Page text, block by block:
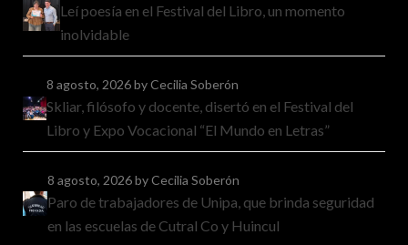
Leí poesía en el Festival del Libro, un momento
inolvidable
8 agosto, 2026by Cecilia Soberón
Skliar, filósofo y docente, disertó en el Festival del
Libro y Expo Vocacional “El Mundo en Letras”
8 agosto, 2026by Cecilia Soberón
Paro de trabajadores de Unipa, que brinda seguridad
en las escuelas de Cutral Co y Huincul